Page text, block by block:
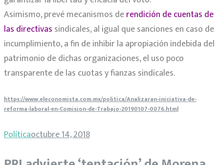
Asimismo, prevé mecanismos derendición de cuentas de
las directivas sindicales, al igual que sanciones en caso de
incumplimiento, a fin de inhibir la apropiación indebida del
patrimonio de dichas organizaciones, el uso poco
transparente de las cuotas y fianzas sindicales.
https://www.eleconomista.com.mx/politica/Analizaran-iniciativa-de-
reforma-laboral-en-Comision-de-Trabajo-20190107-0076.html
Políticaoctubre 14, 2018